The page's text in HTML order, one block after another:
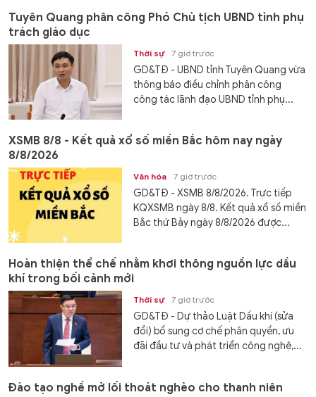
Tuyên Quang phân công Phó Chủ tịch UBND tỉnh phụ
trách giáo dục
Thời sự 7 giờ trước
GD&TĐ - UBND tỉnh Tuyên Quang vừa
thông báo điều chỉnh phân công
công tác lãnh đạo UBND tỉnh phụ...
XSMB 8/8 - Kết quả xổ số miền Bắc hôm nay ngày
8/8/2026
Văn hóa 7 giờ trước
GD&TĐ - XSMB 8/8/2026. Trực tiếp
KQXSMB ngày 8/8. Kết quả xổ số miền
Bắc thứ Bảy ngày 8/8/2026 được...
Hoàn thiện thể chế nhằm khơi thông nguồn lực dầu
khí trong bối cảnh mới
Thời sự 7 giờ trước
GD&TĐ - Dự thảo Luật Dầu khí (sửa
đổi) bổ sung cơ chế phân quyền, ưu
đãi đầu tư và phát triển công nghệ,...
Đào tạo nghề mở lối thoát nghèo cho thanh niên